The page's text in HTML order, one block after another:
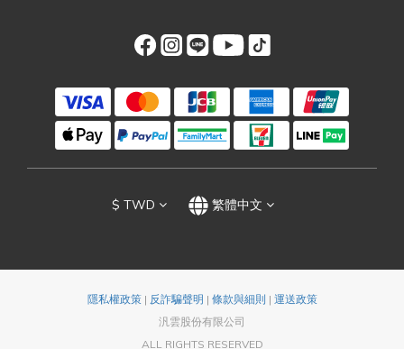
$ TWD 繁體中文
隱私權政策| 反詐騙聲明 | 條款與細則 | 運送政策
汎雲股份有限公司
ALL RIGHTS RESERVED